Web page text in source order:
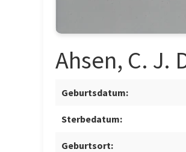
Ahsen, C. J.
Geburtsdatum:
Sterbedatum:
Geburtsort: